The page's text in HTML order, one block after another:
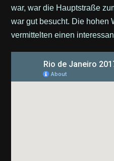
war, war die Hauptstraße
war gut besucht. Die hohen
vermittelten einen